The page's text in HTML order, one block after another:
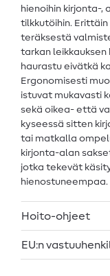
hienoihin kirjonta-,
tilkkutöihin.
teräksestä
tarkan
haurastu eivätkä
Ergonomisesti
istuvat mukavasti
sekä oikea- että
kyseessä sitten
tai matkalla
kirjonta-alan
jotka tekevät
hienostuneempaa.
Hoito-ohjeet
EU:n